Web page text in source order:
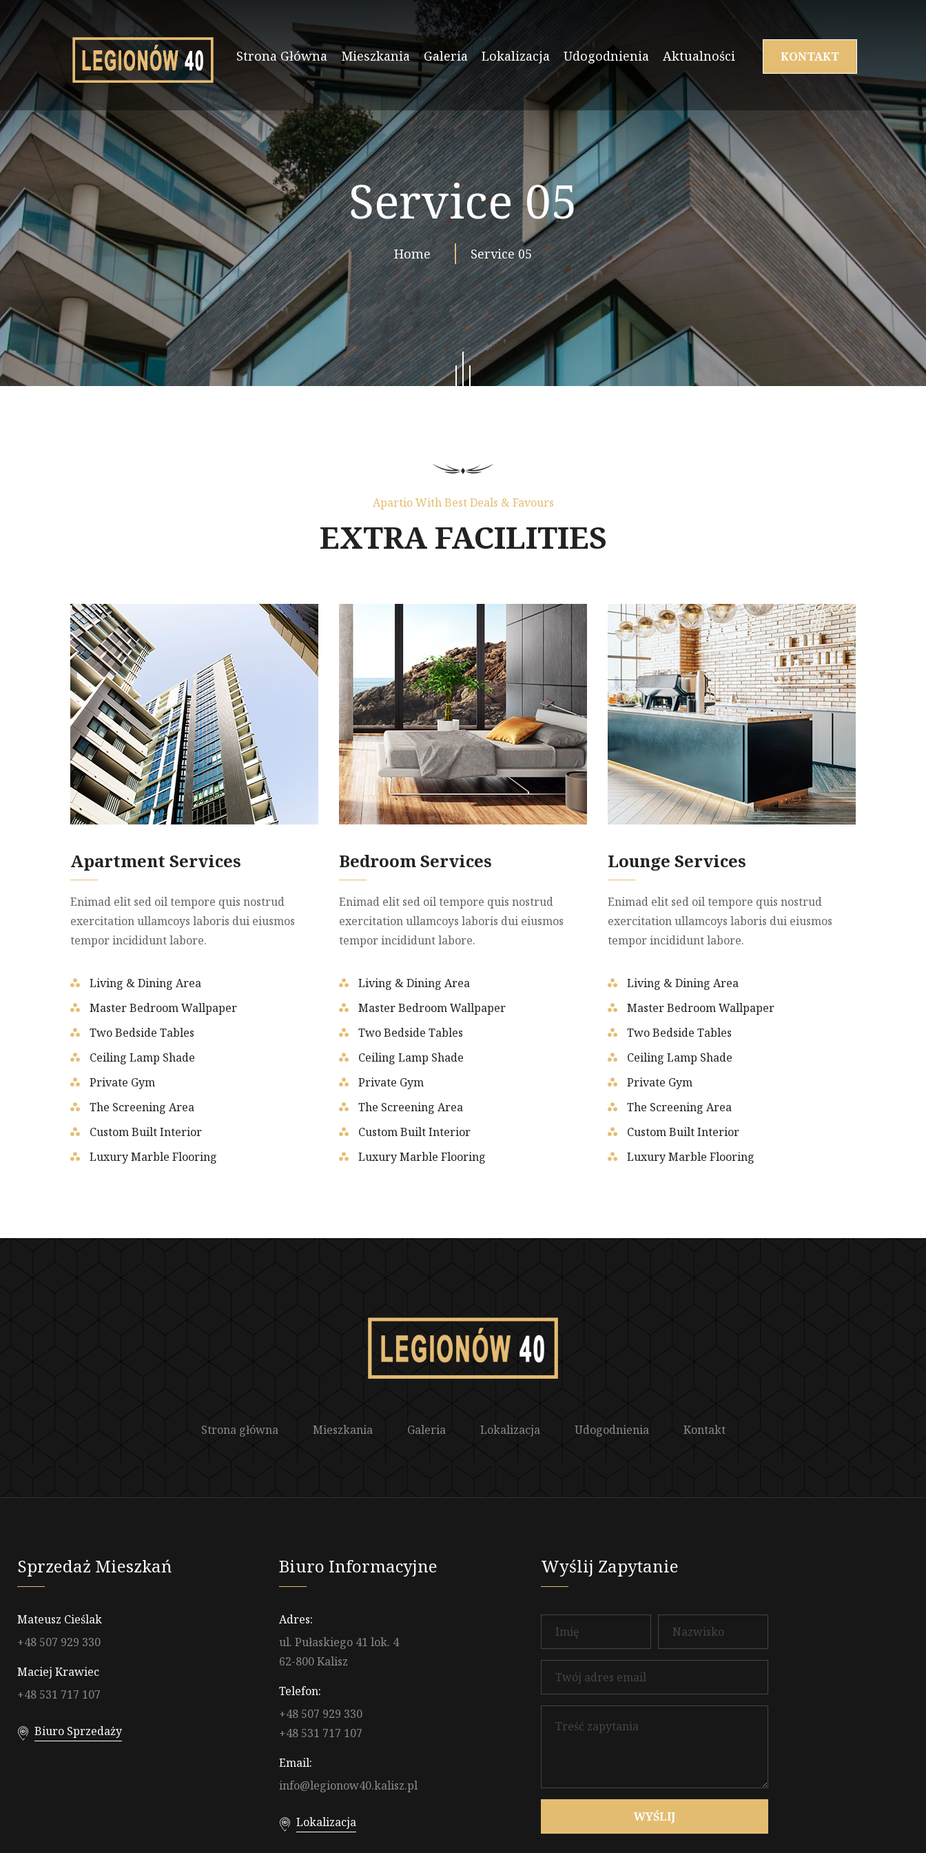
Strona Główna Mieszkania Galeria Lokalizacja Udogodnienia Aktualności KONTAKT
Service 05
Home Service 05
Apartio With Best Deals & Favours
EXTRA FACILITIES
Apartment Services
Enimad elit sed oil tempore quis nostrud
exercitation ullamcoys laboris dui eiusmos
tempor incididunt labore.
Living & Dining Area
Master Bedroom Wallpaper
Two Bedside Tables
Ceiling Lamp Shade
Private Gym
The Screening Area
Custom Built Interior
Luxury Marble Flooring
Bedroom Services
Enimad elit sed oil tempore quis nostrud
exercitation ullamcoys laboris dui eiusmos
tempor incididunt labore.
Living & Dining Area
Master Bedroom Wallpaper
Two Bedside Tables
Ceiling Lamp Shade
Private Gym
The Screening Area
Custom Built Interior
Luxury Marble Flooring
Lounge Services
Enimad elit sed oil tempore quis nostrud
exercitation ullamcoys laboris dui eiusmos
tempor incididunt labore.
Living & Dining Area
Master Bedroom Wallpaper
Two Bedside Tables
Ceiling Lamp Shade
Private Gym
The Screening Area
Custom Built Interior
Luxury Marble Flooring
Strona główna Mieszkania Galeria Lokalizacja Udogodnienia Kontakt
Sprzedaż Mieszkań
Mateusz Cieślak
+48 507 929 330
Maciej Krawiec
+48 531 717 107
Biuro Sprzedaży
Biuro Informacyjne
Adres:
ul. Pułaskiego 41 lok. 4
62-800 Kalisz
Telefon:
+48 507 929 330
+48 531 717 107
Email:
info@legionow40.kalisz.pl
Lokalizacja
Wyślij Zapytanie
WYŚLIJ